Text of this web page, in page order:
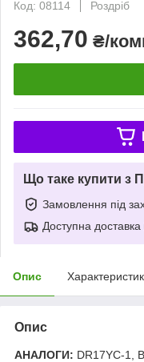
Код: 08114
Роздріб
362,70 ₴/
Що таке купити з
Замовлення під
Доступна доставка
Опис
Опис
АНАЛОГИ: DR17YC-1,